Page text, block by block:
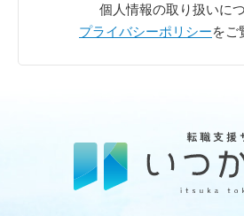
個人情報の取り扱いにつ
プライバシーポリシーをご